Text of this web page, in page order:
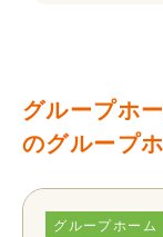
グループホ
のグループ
グループホーム